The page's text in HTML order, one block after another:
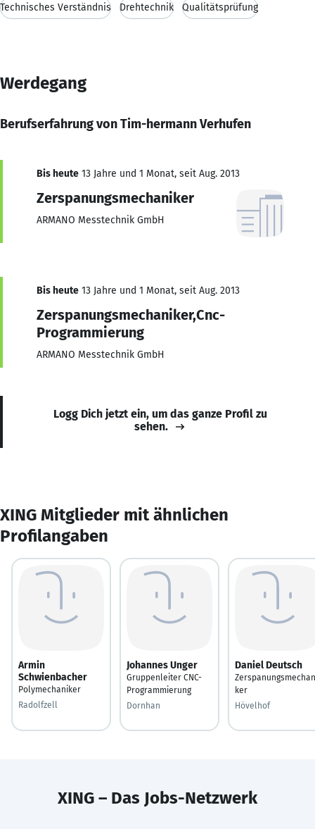
Technisches Verständnis Drehtechnik Qualitätsprüfung
Werdegang
Berufserfahrung von Tim-hermann Verhufen
Bis heute 13 Jahre und 1 Monat, seit Aug. 2013
Zerspanungsmechaniker
ARMANO Messtechnik GmbH
Bis heute 13 Jahre und 1 Monat, seit Aug. 2013
Zerspanungsmechaniker,Cnc-
Programmierung
ARMANO Messtechnik GmbH
Logg Dich jetzt ein, um das ganze Profil zu
sehen.
XING Mitglieder mit ähnlichen
Profilangaben
Armin
Schwienbacher
Polymechaniker
Radolfzell
Johannes Unger
Gruppenleiter CNC-
Programmierung
Dornhan
Daniel Deutsch
ker
Hövelhof
XING – Das Jobs-Netzwerk